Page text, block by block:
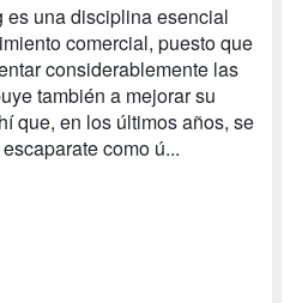
una disciplina esencial
comercial, puesto que
considerablemente las
también a mejorar su
que, en los últimos años, se
como ú...